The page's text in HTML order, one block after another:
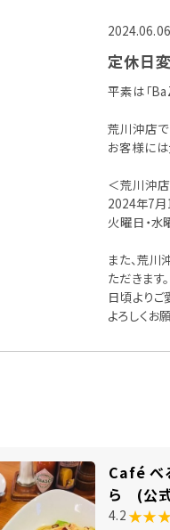
2024.06.06
定休日
平素は「
荒川沖店で
お客様には
＜荒川沖
2024年7
火曜日・
また、荒川
ただきます。
日頃より
よろしくお
Café べ
ら (公
4.2